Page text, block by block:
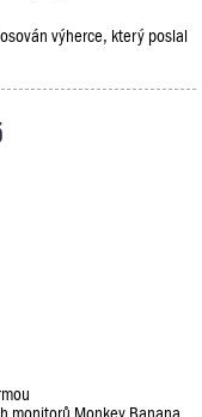
výherce, který poslal